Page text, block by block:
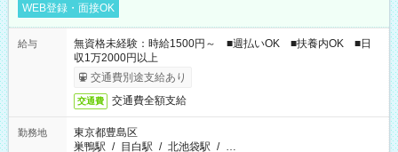
WEB登録・面接OK
給与
無資格未経験：時給1500円～ ■週払いOK ■扶養内OK ■日
収1万2000円以上
交通費別途支給あり
交通費 交通費全額支給
勤務地
東京都豊島区
巣鴨駅 / 目白駅 / 北池袋駅 / …